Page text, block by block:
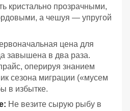
кристально прозрачными,
а чешуя — упругой
цена для
завышена в два раза.
оперируя знанием
сезона миграции («мусем
в избытке.
Не везите сырую рыбу в